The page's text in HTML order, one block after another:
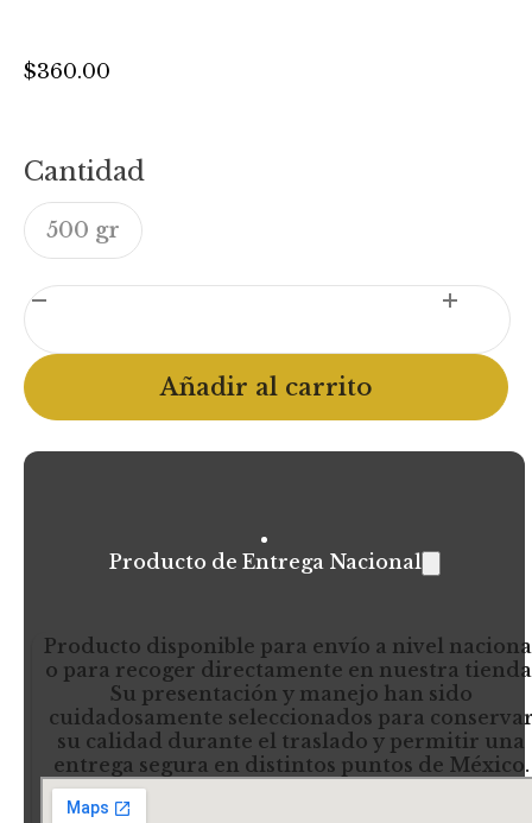
$360.00
Cantidad
500 gr
Sierra
Madre
(Café
de
Especialidad)
Añadir al carrito
Producto de Entrega Nacional
Producto disponible para envío a nivel
o para recoger directamente en nuestra
Su presentación y manejo han sido
cuidadosamente seleccionados para
su calidad durante el traslado y permitir una
entrega segura en distintos puntos de México.